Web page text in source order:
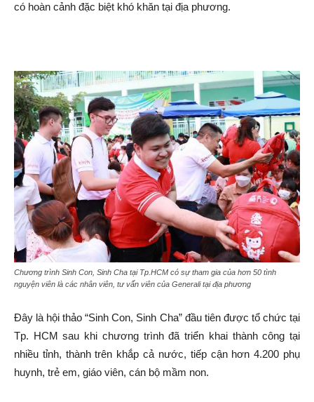
có hoàn cảnh đặc biệt khó khăn tại địa phương.
Chương trình Sinh Con, Sinh Cha tại Tp.HCM có sự tham gia của hơn 50 tình
nguyện viên là các nhân viên, tư vấn viên của Generali tại địa phương
Đây là hội thảo “Sinh Con, Sinh Cha” đầu tiên được tổ chức tại
Tp. HCM sau khi chương trình đã triển khai thành công tại
nhiều tỉnh, thành trên khắp cả nước, tiếp cận hơn 4.200 phụ
huynh, trẻ em, giáo viên, cán bộ mầm non.